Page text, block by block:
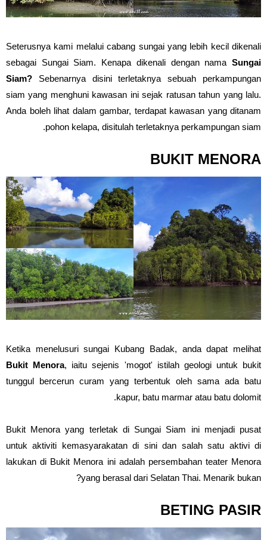
Seterusnya kami melalui cabang sungai yang lebih kecil dikenali
sebagai Sungai Siam. Kenapa dikenali dengan nama Sungai
Siam? Sebenarnya disini terletaknya sebuah perkampungan
siam yang menghuni kawasan ini sejak ratusan tahun yang lalu.
Anda boleh lihat dalam gambar, terdapat kawasan yang ditanam
pohon kelapa, disitulah terletaknya perkampungan siam.
BUKIT MENORA
Ketika menelusuri sungai Kubang Badak, anda dapat melihat
Bukit Menora, iaitu sejenis 'mogot' istilah geologi untuk bukit
tunggul bercerun curam yang terbentuk oleh sama ada batu
kapur, batu marmar atau batu dolomit.
Bukit Menora yang terletak di Sungai Siam ini menjadi pusat
untuk aktiviti kemasyarakatan di sini dan salah satu aktivi di
lakukan di Bukit Menora ini adalah persembahan teater Menora
yang berasal dari Selatan Thai. Menarik bukan?
BETING PASIR